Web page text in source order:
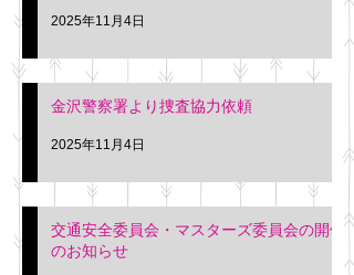
2025年11月4日
金沢警察署より捜査協力依頼
2025年11月4日
交通安全委員会・マスターズ委員会の開催
のお知らせ